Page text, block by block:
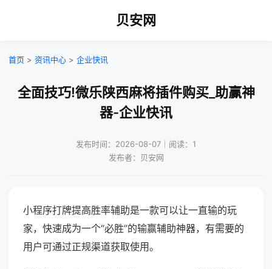
贝安网
首页 > 资讯中心 > 企业快讯
全面技巧!微乐陕西麻将插件购买_助赢神
器-企业快讯
发布时间：2026-08-07｜阅读：1
发布者：贝安网
小程序打牌提高胜率辅助是一款可以让一直输的玩
家，快速成为一个“必胜”的输赢辅助神器，有需要的
用户可通过正规渠道获取使用。